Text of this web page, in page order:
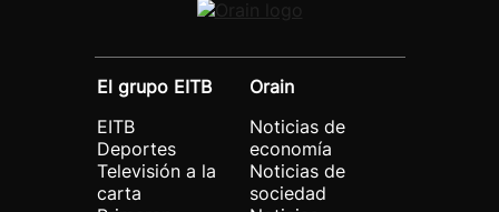
El grupo EITB
EITB
Deportes
Televisión a la
carta
Orain
Noticias de
economía
Noticias de
sociedad